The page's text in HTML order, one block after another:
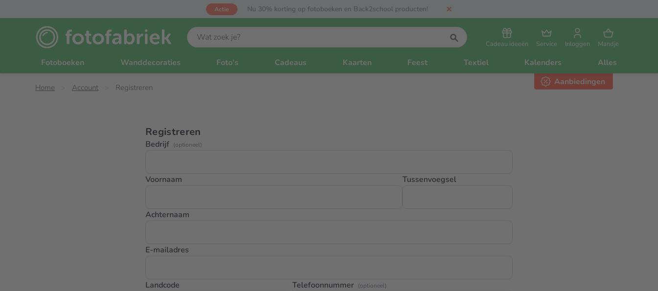
Actie Nu 30% korting op fotoboeken en Back2school producten!
Cadeau ideeën Service Inloggen Mandje
Fotoboeken Wanddecoraties Foto's Cadeaus Kaarten Feest Textiel Kalenders
Alles
Aanbiedingen
Home Account Registreren
Registreren
Bedrijf (optioneel)
Voornaam Tussenvoegsel
Achternaam
E-mailadres
Landcode Telefoonnummer (optioneel)